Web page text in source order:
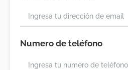
Numero de teléfono